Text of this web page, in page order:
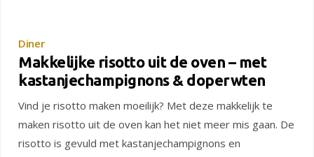
Diner
Makkelijke risotto uit de oven – met
kastanjechampignons & doperwten
Vind je risotto maken moeilijk? Met deze makkelijk te
maken risotto uit de oven kan het niet meer mis gaan. De
risotto is gevuld met kastanjechampignons en